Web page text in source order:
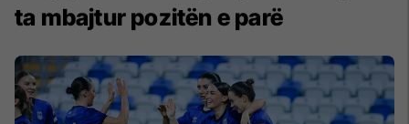
ta mbajtur pozitën e parë